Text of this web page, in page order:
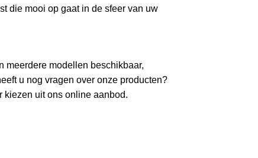
die mooi op gaat in de sfeer van uw
meerdere modellen beschikbaar,
u nog vragen over onze producten?
uit ons online aanbod.